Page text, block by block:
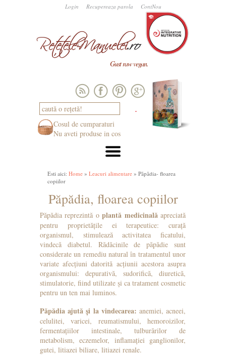
Login Recupereaza parola ContNou
Gust raw vegan.
Cosul de cumparaturi
Nu aveti produse in cos
Esti aici: Home » Leacuri alimentare » Păpădia- floarea
copiilor
Păpădia, floarea copiilor
Păpădia reprezintă oplantă medicinalăapreciată
pentru proprietățile ei terapeutice: curață
organismul, stimulează activitatea ficatului,
vindecă diabetul. Rădăcinile de păpădie sunt
considerate un remediu natural în tratamentul unor
variate afecțiuni datorită acțiunii acestora asupra
organismului: depurativă, sudorifică, diuretică,
stimulatorie, fiind utilizate și ca tratament cosmetic
pentru un ten mai luminos.
Păpădia ajută și la vindecarea: anemiei, acneei,
celulitei, varicei, reumatismului, hemoroizilor,
fermentațiilor intestinale, tulburărilor de
metabolism, eczemelor, inflamației ganglionilor,
gutei, litiazei biliare, litiazei renale.